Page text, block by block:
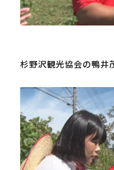
杉野沢観光協会の鴨井